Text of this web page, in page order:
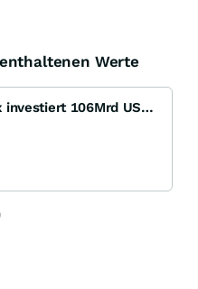
Werte
Halbleiterhersteller Sk Hynix investiert 106Mrd USD in Megafabrik